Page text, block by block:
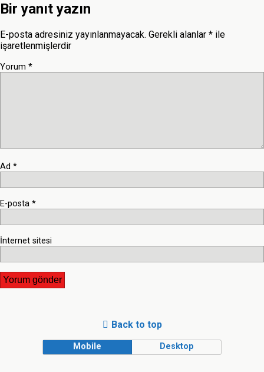
Bir yanıt yazın
E-posta adresiniz yayınlanmayacak. Gerekli alanlar * ile
işaretlenmişlerdir
Yorum *
Ad *
E-posta *
İnternet sitesi
Back to top
Mobile Desktop